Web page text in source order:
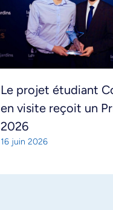
Le projet étudiant
en visite reçoit un
2026
16 juin 2026